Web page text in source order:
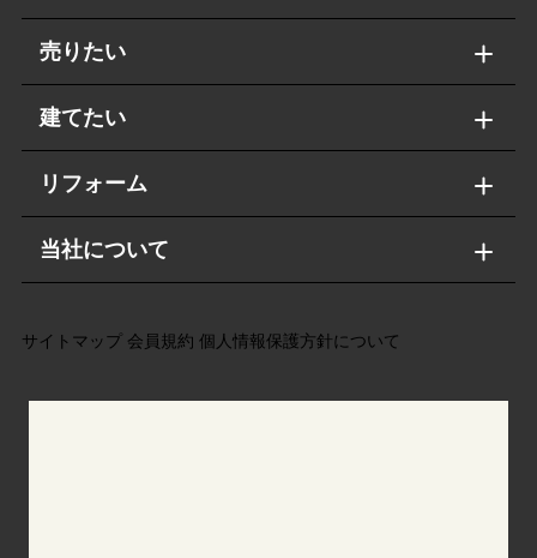
売りたい
建てたい
リフォーム
当社について
サイトマップ 会員規約 個人情報保護方針について